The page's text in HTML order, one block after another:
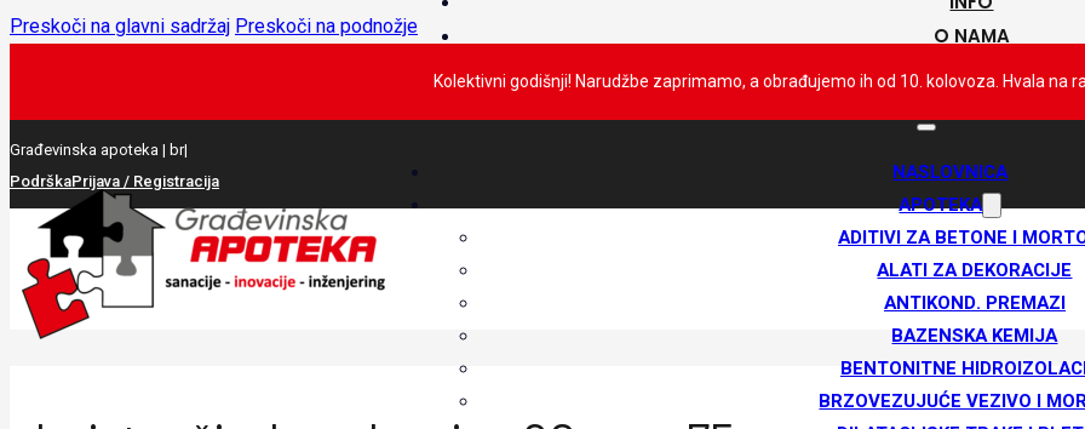
Preskoči na glavni sadržaj Preskoči na podnožje
Kolektivni godišnji! Narudžbe zaprimamo, a obrađujemo ih od 10. kolovoza. Hvala na
Građevinska apoteka | S|
PodrškaPrijava / Registracija
O NAMA
KONTAKT
NASLOVNICA
APOTEKA
ADITIVI ZA BETONE I
ALATI ZA DEKORACIJE
ANTIKOND. PREMAZI
BAZENSKA KEMIJA
BENTONITNE
BRZOVEZUJUĆE VEZIVO I